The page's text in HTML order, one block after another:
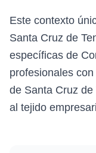
Este contexto
Santa Cruz de
específicas de
profesionales
de Santa Cruz
al tejido